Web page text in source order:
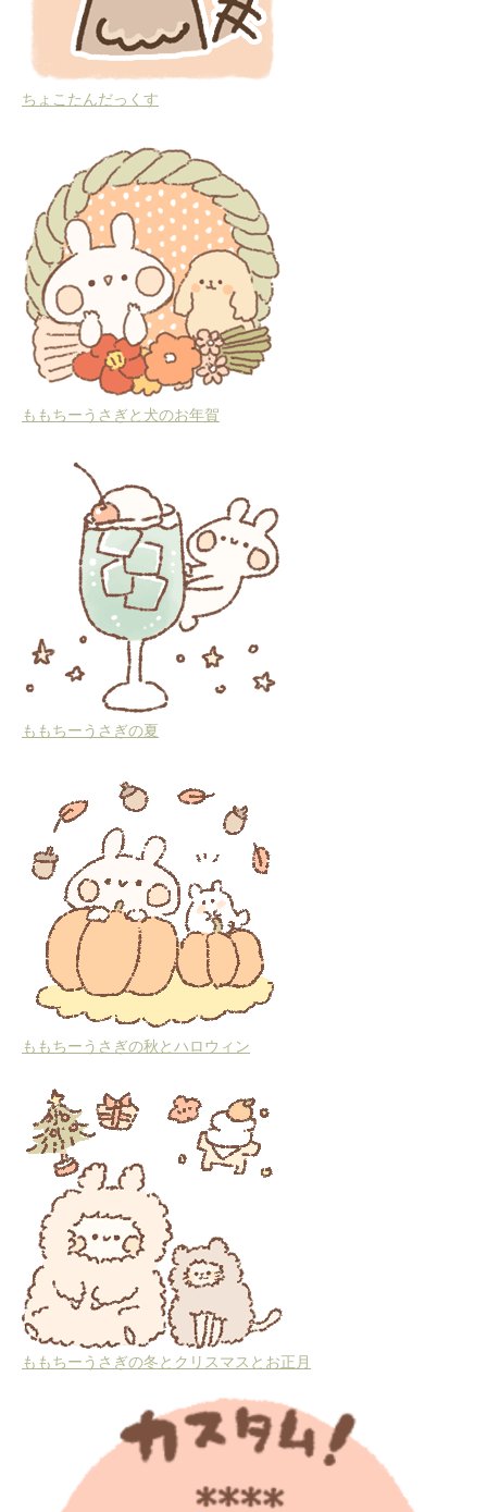
ちょこたんだっくす
ももちーうさぎと犬のお年賀
ももちーうさぎの夏
ももちーうさぎの秋とハロウィン
ももちーうさぎの冬とクリスマスとお正月